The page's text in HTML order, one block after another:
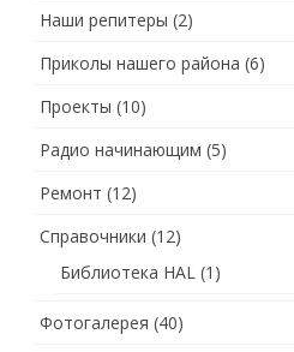
Наши репитеры (2)
Приколы нашего района (6)
Проекты (10)
Радио начинающим (5)
Ремонт (12)
Справочники (12)
Библиотека HAL (1)
Фотогалерея (40)